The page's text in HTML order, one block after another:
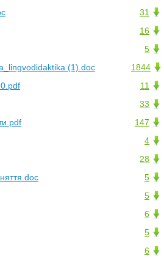
31
16
5
1844
(1).doc
11
33
147
4
28
5
5
6
5
6